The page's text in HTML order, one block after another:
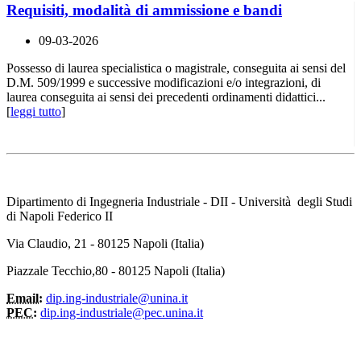
Requisiti, modalità di ammissione e bandi
09-03-2026
Possesso di laurea specialistica o magistrale, conseguita ai sensi del
D.M. 509/1999 e successive modificazioni e/o integrazioni, di
laurea conseguita ai sensi dei precedenti ordinamenti didattici...
[leggi tutto]
Dipartimento di Ingegneria Industriale - DII - Università degli Studi
di Napoli Federico II
Via Claudio, 21 - 80125 Napoli (Italia)
Piazzale Tecchio,80 - 80125 Napoli (Italia)
Email: dip.ing-industriale@unina.it
PEC: dip.ing-industriale@pec.unina.it